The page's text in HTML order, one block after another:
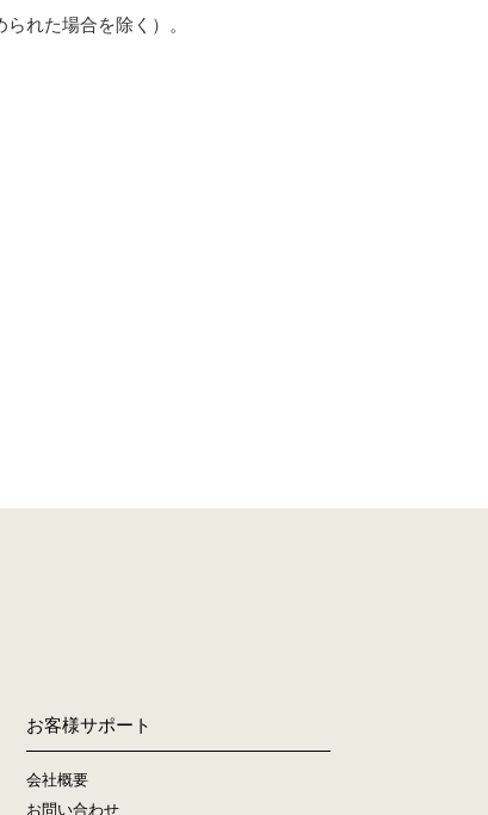
れた場合を除く）。
お客様サポート
会社概要
お問い合わせ